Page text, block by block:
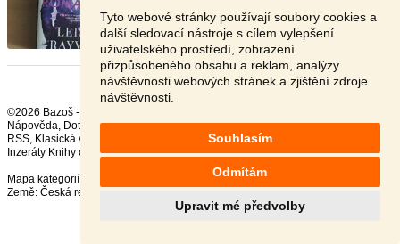
Tyto webové stránky používají soubory cookies a
další sledovací nástroje s cílem vylepšení
uživatelského prostředí, zobrazení
přizpůsobeného obsahu a reklam, analýzy
návštěvnosti webových stránek a zjištění zdroje
návštěvnosti.
Souhlasím
Odmítám
Upravit mé předvolby
Brno - 635 00
150 Kč
©2026 Bazoš -
Nápověda, Dotazy ,Hodnocení,Kontakt,Reklama,Podmínky,Ochrana údajů,
RSS,
Inzeráty Knihy celkem:37461, za 24 hodin:604
Mapa kategorií
Země: Česká republika